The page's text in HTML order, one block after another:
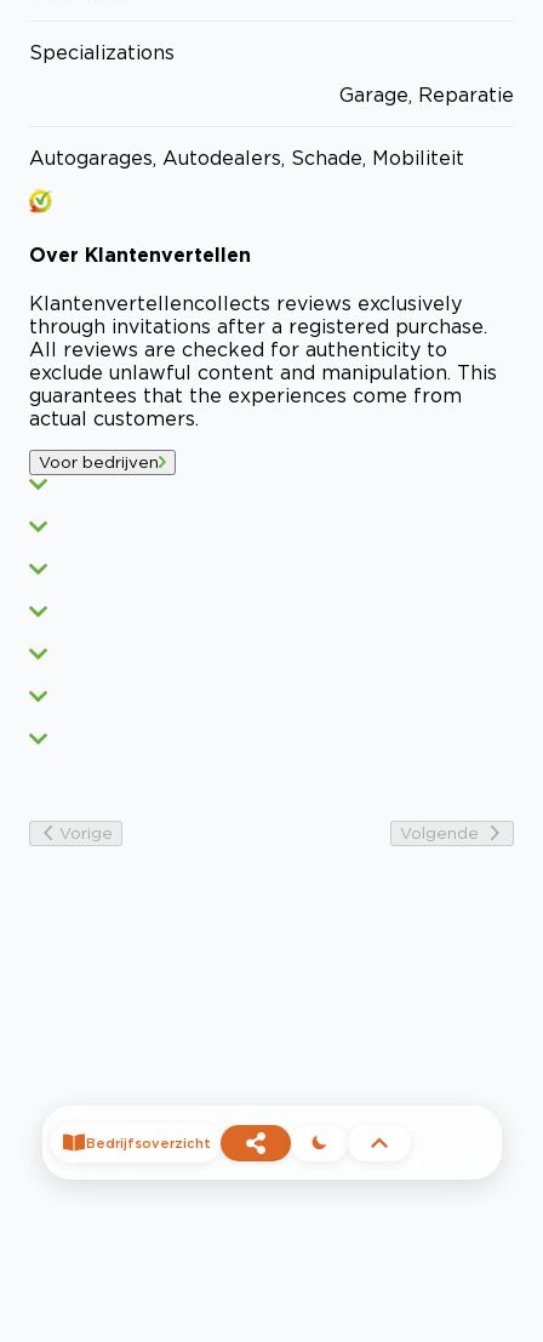
Specializations
Garage, Reparatie
Autogarages, Autodealers, Schade, Mobiliteit
Over Klantenvertellen
Klantenvertellencollects reviews exclusively
through invitations after a registered purchase.
All reviews are checked for authenticity to
exclude unlawful content and manipulation. This
guarantees that the experiences come from
actual customers.
Voor bedrijven
Vorige Volgende
Bedrijfsoverzicht